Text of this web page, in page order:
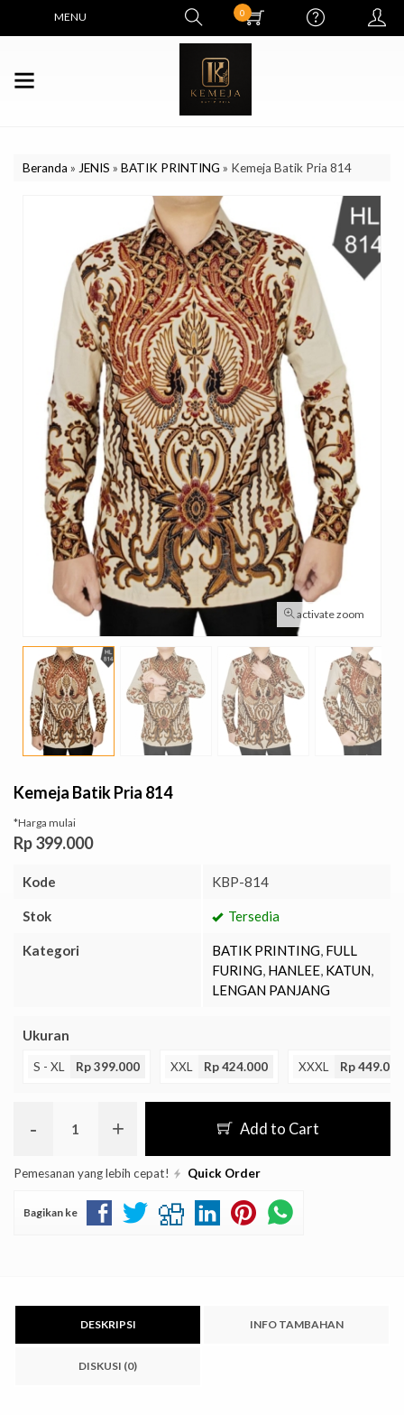
MENU 0
Beranda » JENIS » BATIK PRINTING » Kemeja Batik Pria 814
activate zoom
Kemeja Batik Pria 814
*Harga mulai
Rp 399.000
Kode KBP-814
Stok Tersedia
Kategori BATIK PRINTING, FULL
FURING, HANLEE, KATUN,
LENGAN PANJANG
Ukuran
S - XL Rp 399.000 XXL Rp 424.000 XXXL Rp 449.000
- + Add to Cart
Pemesanan yang lebih cepat! Quick Order
Bagikan ke
DESKRIPSI INFO TAMBAHAN
DISKUSI (0)